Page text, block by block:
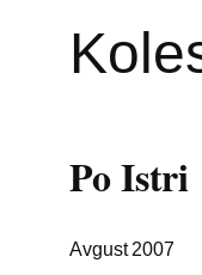
Po Istri
Avgust 2007